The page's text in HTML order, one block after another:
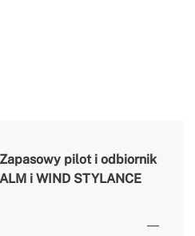
Zapasowy pilot i odbiornik
i WIND STYLANCE